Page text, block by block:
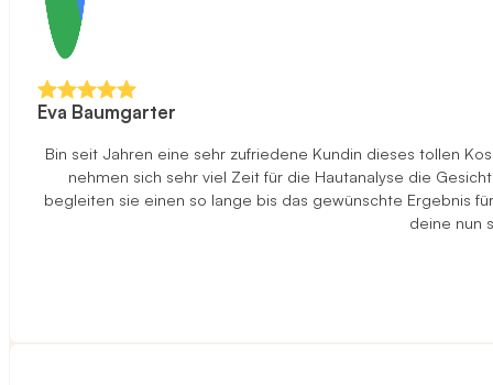
Eva Baumgarter
Bin seit Jahren eine sehr zufriedene Kundin dieses tollen
nehmen sich sehr viel Zeit für die Hautanalyse die
begleiten sie einen so lange bis das gewünschte Ergebnis
deine nun